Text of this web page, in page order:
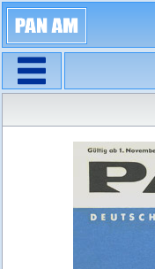
Flugpläne